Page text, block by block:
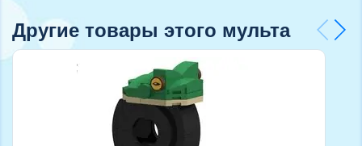
Другие товары этого мульта